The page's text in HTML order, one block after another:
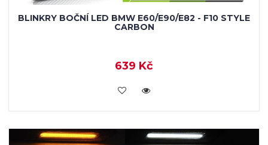
BLINKRY BOČNÍ LED BMW E60/E90/E82 - F10 STYLE
CARBON
639 Kč
KOUPIT